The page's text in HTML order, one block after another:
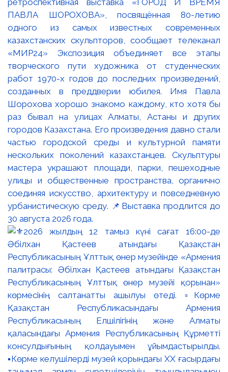
ретроспективная выставка «ГОРОД И ВРЕМЯ
ПАВЛА ШОРОХОВА», посвящённая 80-летию
одного из самых известных современных
казахстанских скульпторов, сообщает телеканал
«МИР24» Экспозиция объединяет все этапы
творческого пути художника от студенческих
работ 1970-х годов до последних произведений,
созданных в преддверии юбилея. Имя Павла
Шорохова хорошо знакомо каждому, кто хотя бы
раз бывал на улицах Алматы, Астаны и других
городов Казахстана. Его произведения давно стали
частью городской среды и культурной памяти
нескольких поколений казахстанцев. Скульптуры
мастера украшают площади, парки, пешеходные
улицы и общественные пространства, органично
соединяя искусство, архитектуру и повседневную
урбанистическую среду. 📌Выставка продлится до
30 августа 2026 года.